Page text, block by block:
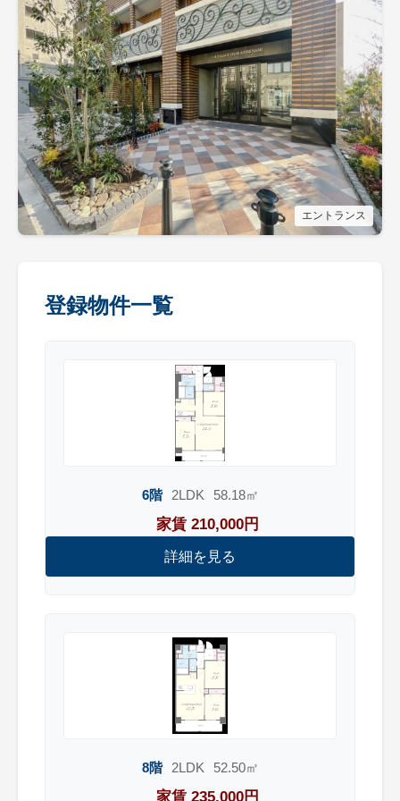
エントランス
登録物件一覧
6階 2LDK 58.18㎡
家賃 210,000円
詳細を見る
8階 2LDK 52.50㎡
家賃 235,000円